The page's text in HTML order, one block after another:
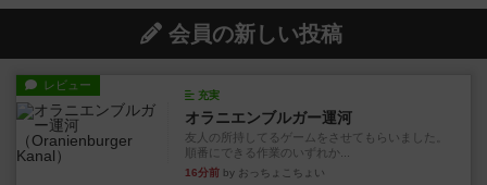
会員の新しい投稿
レビュー
充実
オラニエンブルガー運河
友人の所持してるゲームをさせてもらいました。
順番にできる作業のいずれか...
16分前 by おっちょこちょい